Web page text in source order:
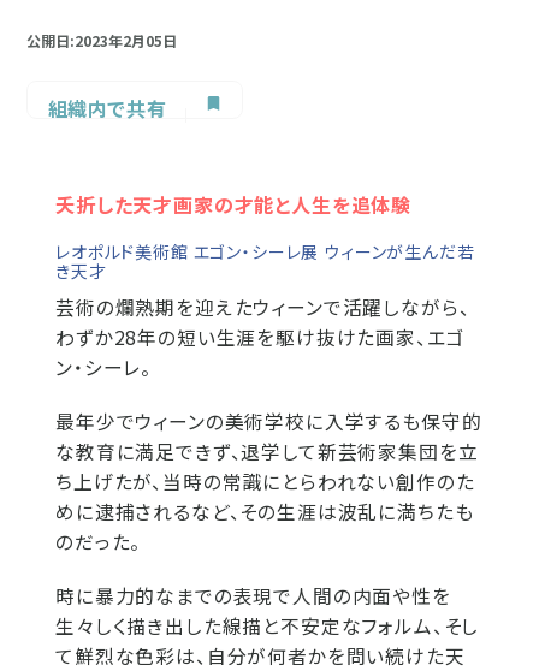
公開日:2023年2月05日
組織内で共有
夭折した天才画家の才能と人生を追体験
レオポルド美術館 エゴン・シーレ展 ウィーンが生んだ若
き天才
芸術の爛熟期を迎えたウィーンで活躍しながら、
わずか28年の短い生涯を駆け抜けた画家、エゴ
ン・シーレ。
最年少でウィーンの美術学校に入学するも保守的
な教育に満足できず、退学して新芸術家集団を立
ち上げたが、当時の常識にとらわれない創作のた
めに逮捕されるなど、その生涯は波乱に満ちたも
のだった。
時に暴力的なまでの表現で人間の内面や性を
生々しく描き出した線描と不安定なフォルム、そし
て鮮烈な色彩は、自分が何者かを問い続けた天